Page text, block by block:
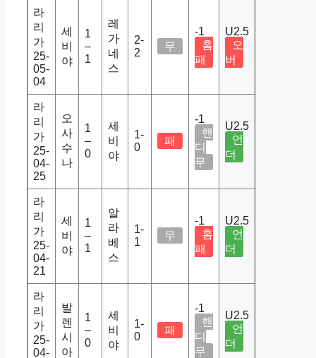
라
리
가
25-
05-
04
세
비
야
1
–
1
레
가
네
스
2-
2
무
-1
홈
패
U2.5
오
버
라
리
가
25-
04-
25
오
사
수
나
1
–
0
세
비
야
1-
0
패
-1
핸
디
무
U2.5
언
더
라
리
가
25-
04-
21
세
비
야
1
–
1
알
라
베
스
1-
1
무
-1
홈
패
U2.5
언
더
라
리
가
25-
04-
발
렌
시
아
1
–
0
세
비
야
1-
0
패
-1
핸
디
무
U2.5
언
더